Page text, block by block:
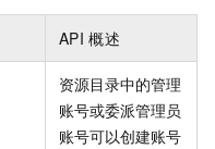
API 概述
资源目录中的管理
账号或委派管理员
账号可以创建账号